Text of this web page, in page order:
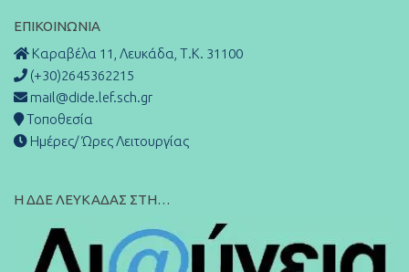
ΕΠΙΚΟΙΝΩΝΊΑ
Καραβέλα 11, Λευκάδα, Τ.Κ. 31100
(+30)2645362215
mail@dide.lef.sch.gr
Τοποθεσία
Ημέρες/ Ώρες Λειτουργίας
Η ΔΔΕ ΛΕΥΚΑΔΑΣ ΣΤΗ…